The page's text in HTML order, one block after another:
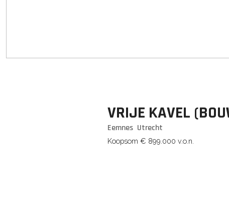
VRIJE KAVEL
Eemnes Utrecht
Koopsom € 899.000 v.o.n.